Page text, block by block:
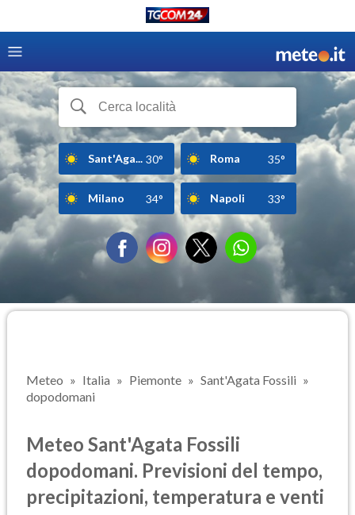
Sant'Aga... 30° Roma 35°
Milano 34° Napoli 33°
Meteo Italia Piemonte
Sant'Agata Fossili
dopodomani
Meteo Sant'Agata Fossili
dopodomani. Previsioni del tempo,
precipitazioni, temperatura e venti